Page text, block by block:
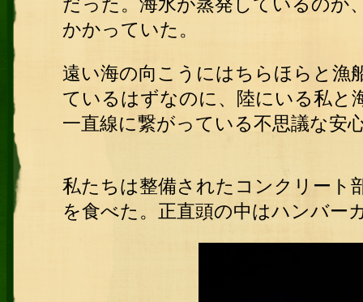
だった。海水が蒸発しているのか
かかっていた。
遠い海の向こうにはちらほらと漁
ているはずなのに、陸にいる私と
一直線に繋がっている不思議な安
私たちは整備されたコンクリート
を食べた。正直頭の中はハンバー